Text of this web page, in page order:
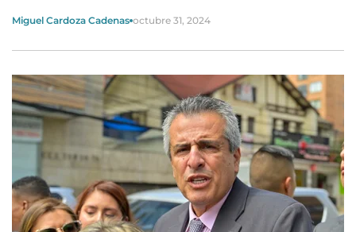
Miguel Cardoza Cadenas octubre 31, 2024